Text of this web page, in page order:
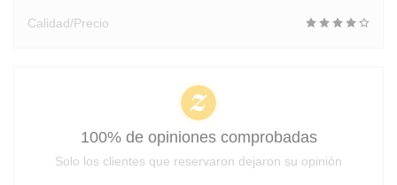
Calidad/Precio
100% de opiniones comprobadas
Solo los clientes que reservaron dejaron su opinión